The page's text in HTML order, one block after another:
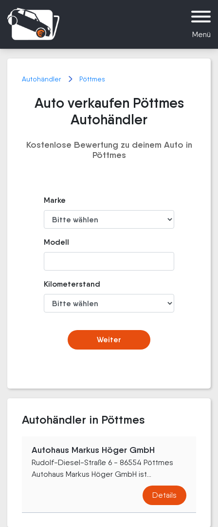
Menü
Autohändler Pöttmes
Auto verkaufen Pöttmes
Autohändler
Kostenlose Bewertung zu deinem Auto in
Pöttmes
Marke
Modell
Kilometerstand
Weiter
Autohändler in Pöttmes
Autohaus Markus Höger GmbH
Rudolf-Diesel-Straße 6 - 86554 Pöttmes
Autohaus Markus Höger GmbH ist...
Details